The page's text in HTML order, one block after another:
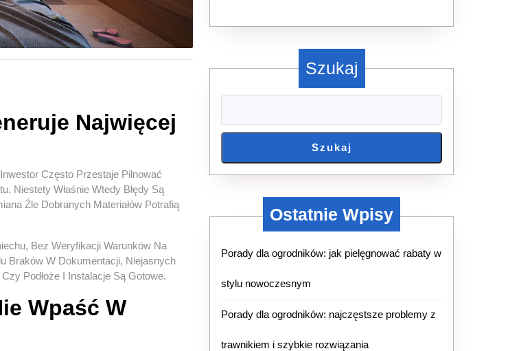
Najwięcej
Często Przestaje Pilnować
Niestety Właśnie Wtedy Błędy Są
Źle Dobranych Materiałów Potrafią
Bez Weryfikacji Warunków Na
Braków W Dokumentacji, Niejasnych
Podłoże I Instalacje Są Gotowe.
Wpaść W
Szukaj
Szukaj
Ostatnie Wpisy
Porady dla ogrodników: jak pielęgnować rabaty w
stylu nowoczesnym
Porady dla ogrodników: najczęstsze problemy z
trawnikiem i szybkie rozwiązania